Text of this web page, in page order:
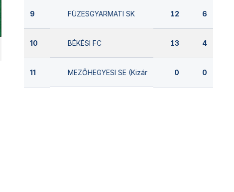
9 FÜZESGYARMATI SK 12 6
10 BÉKÉSI FC 13 4
11 MEZŐHEGYESI SE (Kizárva) 0 0